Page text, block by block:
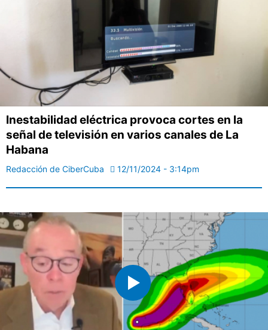
Inestabilidad eléctrica provoca cortes en la
señal de televisión en varios canales de La
Habana
Redacción de CiberCuba 12/11/2024 - 3:14pm